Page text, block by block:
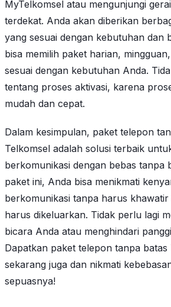
MyTelkomsel atau mengunjungi
terdekat. Anda akan diberikan
yang sesuai dengan kebutuhan dan
bisa memilih paket harian,
sesuai dengan kebutuhan Anda.
tentang proses aktivasi, karena
mudah dan cepat.
Dalam kesimpulan, paket telepon
Telkomsel adalah solusi terbaik
berkomunikasi dengan bebas tanpa
paket ini, Anda bisa menikmati
berkomunikasi tanpa harus
harus dikeluarkan. Tidak perlu lagi
bicara Anda atau menghindari
Dapatkan paket telepon tanpa batas
sekarang juga dan nikmati
sepuasnya!